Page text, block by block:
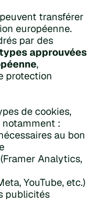
transférer
européenne.
approuvées
,
protection
de cookies,
notamment :
au bon
(Framer Analytics,
YouTube, etc.)
publicités